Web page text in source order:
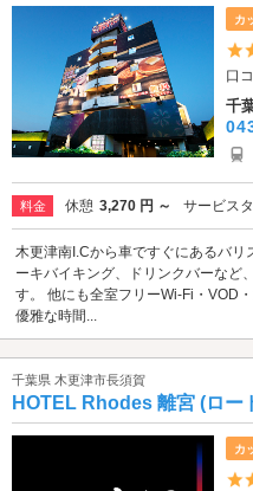
カ
口
千
料金 休憩 3,270 円 ～ サービス
木更津南I.Cから車ですぐにあるバ
ーキバイキング、ドリンクバーなど
す。 他にも全室フリーWi-Fi・VOD
優雅な時間...
千葉県 木更津市長須賀
HOTEL Rhodes 離宮 (ロー
カ